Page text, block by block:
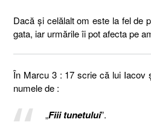
Dacă și celălalt om este la fel de
gata, iar urmările îi pot afecta pe
În Marcu 3 : 17 scrie că lui Iacov
numele de :
„Fiii tunetului”.